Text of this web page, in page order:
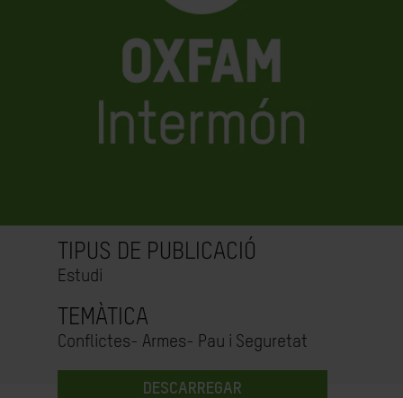
TIPUS DE PUBLICACIÓ
Estudi
TEMÀTICA
Conflictes- Armes- Pau i Seguretat
DESCARREGAR